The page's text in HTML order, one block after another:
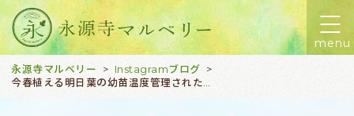
menu
永源寺マルベリー > Instagramブログ >